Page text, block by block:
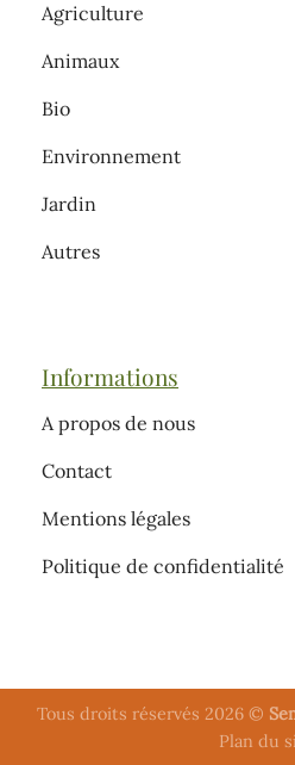
Agriculture
Animaux
Bio
Environnement
Jardin
Autres
Informations
A propos de nous
Contact
Mentions légales
Politique de confidentialité
Tous droits réservés 2026 ©
Plan du